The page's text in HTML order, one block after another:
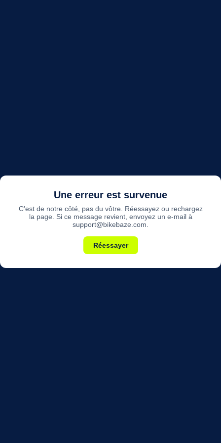
Une erreur est survenue
C'est de notre côté, pas du vôtre. Réessayez ou rechargez
la page. Si ce message revient, envoyez un e-mail à
support@bikebaze.com.
Réessayer